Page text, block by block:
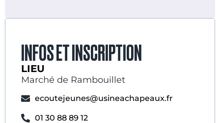
INFOS ET INSCRIPTION
LIEU
Marché de Rambouillet
ecoutejeunes@usineachapeaux.fr
01 30 88 89 12